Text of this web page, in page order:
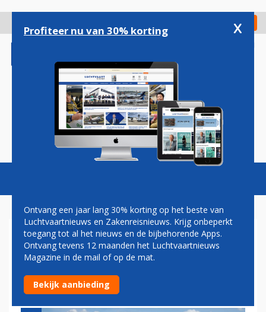
gaan
Check in
Magazine Podcasts Vacatures
VERTRAAGDE VLUCHTEN OP
BRUSSELS AIRPORT DOOR
SPONTANE STAKING
Profiteer nu van 30% korting x
Ontvang een jaar lang 30% korting op het beste van
Luchtvaartnieuws en Zakenreisnieuws. Krijg onbeperkt
toegang tot al het nieuws en de bijbehorende Apps.
Ontvang tevens 12 maanden het Luchtvaartnieuws
Magazine in de mail of op de mat.
Bekijk aanbieding